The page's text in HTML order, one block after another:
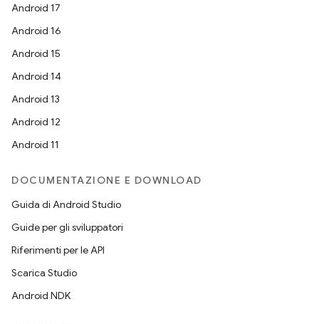
Android 17
Android 16
Android 15
Android 14
Android 13
Android 12
Android 11
DOCUMENTAZIONE E DOWNLOAD
Guida di Android Studio
Guide per gli sviluppatori
Riferimenti per le API
Scarica Studio
Android NDK